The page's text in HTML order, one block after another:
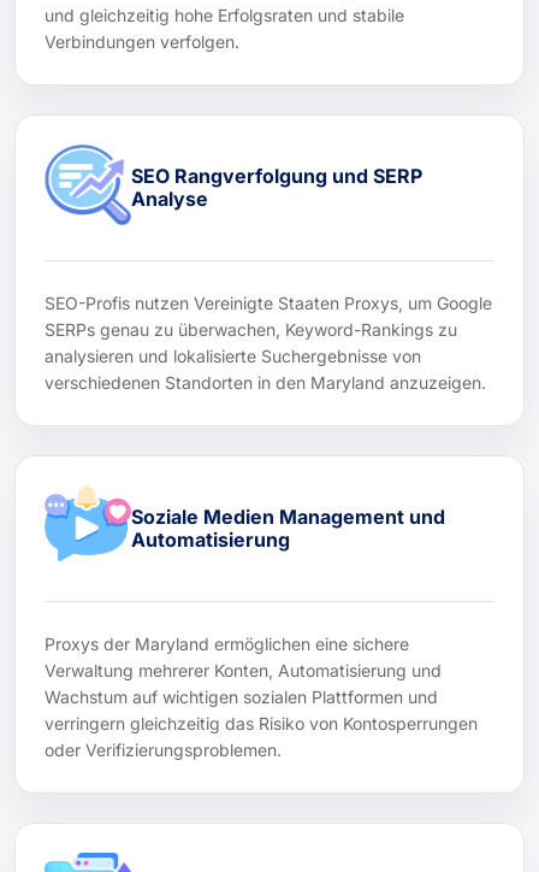
und gleichzeitig hohe Erfolgsraten und stabile
Verbindungen verfolgen.
SEO Rangverfolgung und SERP
Analyse
SEO-Profis nutzen Vereinigte Staaten Proxys, um Google
SERPs genau zu überwachen, Keyword-Rankings zu
analysieren und lokalisierte Suchergebnisse von
verschiedenen Standorten in den Maryland anzuzeigen.
Soziale Medien Management und
Automatisierung
Proxys der Maryland ermöglichen eine sichere
Verwaltung mehrerer Konten, Automatisierung und
Wachstum auf wichtigen sozialen Plattformen und
verringern gleichzeitig das Risiko von Kontosperrungen
oder Verifizierungsproblemen.